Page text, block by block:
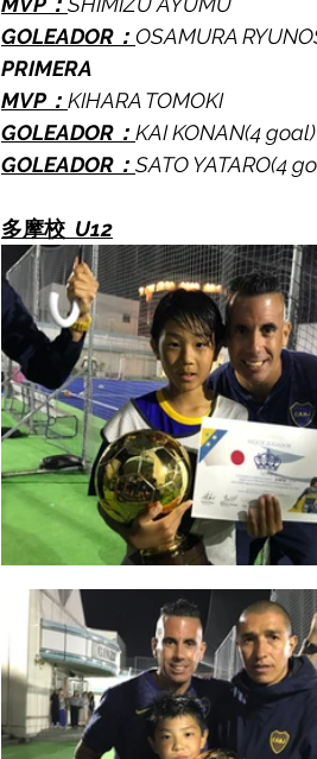
GOLEADOR： OSAMURA
PRIMERA
MVP： KIHARA TOMOKI
GOLEADOR： KAI KONAN(4 goal)
GOLEADOR： SATO YATARO(4
多摩校 U12